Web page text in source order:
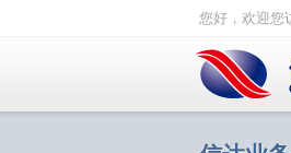
您好，欢迎您